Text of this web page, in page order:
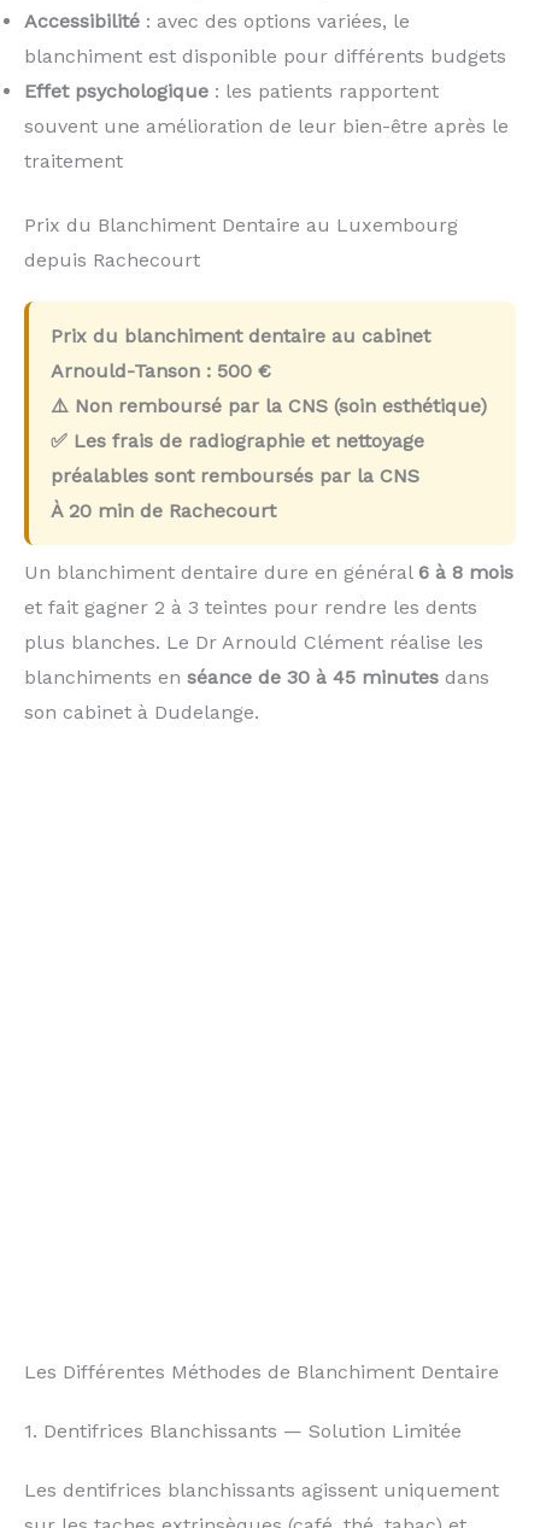
Accessibilité : avec des options variées, le
blanchiment est disponible pour différents budgets
Effet psychologique : les patients rapportent
souvent une amélioration de leur bien-être après le
traitement
Prix du Blanchiment Dentaire au Luxembourg
depuis Rachecourt
Prix du blanchiment dentaire au cabinet
Arnould-Tanson : 500 €
⚠️ Non remboursé par la CNS (soin esthétique)
✅ Les frais de radiographie et nettoyage
préalables sont remboursés par la CNS
À 20 min de Rachecourt
Un blanchiment dentaire dure en général 6 à 8 mois
et fait gagner 2 à 3 teintes pour rendre les dents
plus blanches. Le Dr Arnould Clément réalise les
blanchiments en séance de 30 à 45 minutes dans
son cabinet à Dudelange.
Les Différentes Méthodes de Blanchiment Dentaire
1. Dentifrices Blanchissants — Solution Limitée
Les dentifrices blanchissants agissent uniquement